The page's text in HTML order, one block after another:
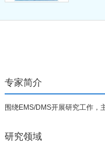
专家简介
围绕EMS/DMS开展研究工作，
研究领域